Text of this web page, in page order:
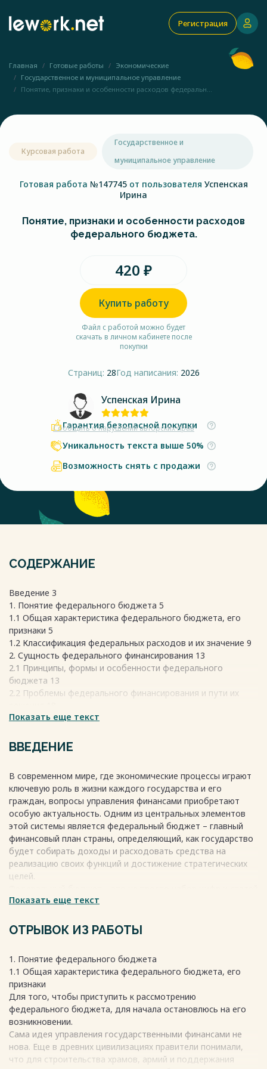
Регистрация
Главная Готовые работы
Экономические
Государственное и муниципальное управление
Понятие, признаки и особенности расходов федеральн...
Курсовая работа
Государственное и
муниципальное управление
Готовая работа №147745 от пользователя Успенская
Ирина
Понятие, признаки и особенности расходов
федерального бюджета.
420 ₽
Купить работу
Файл с работой можно будет
скачать в личном кабинете после
покупки
Страниц: 28Год написания: 2026
Успенская Ирина
Сообщить о нарушении авторских прав
Гарантия безопасной покупки
Уникальность текста выше 50%
Возможность снять с продажи
СОДЕРЖАНИЕ
Введение 3
1. Понятие федерального бюджета 5
1.1 Общая характеристика федерального бюджета, его
признаки 5
1.2 Классификация федеральных расходов и их значение 9
2. Сущность федерального финансирования 13
2.1 Принципы, формы и особенности федерального
бюджета 13
2.2 Проблемы федерального финансирования и пути их
Заключение 23
Весь текст будет доступен
Показать еще текст
ВВЕДЕНИЕ
В современном мире, где экономические процессы играют
ключевую роль в жизни каждого государства и его
граждан, вопросы управления финансами приобретают
особую актуальность. Одним из центральных элементов
этой системы является федеральный бюджет – главный
финансовый план страны, определяющий, как государство
будет собирать доходы и расходовать средства на
реализацию своих функций и достижение стратегических
целей.
расходов. Это мощный инструмент государственной
населения, развитие экономики, социальную сферу,
формируется и исполняется федеральный бюджет, зависит
стабильность государства, его конкурентоспособность на
мировой арене и благосостояние граждан.
Весь текст будет доступен после покупки
Показать еще текст
ОТРЫВОК ИЗ РАБОТЫ
1. Понятие федерального бюджета
1.1 Общая характеристика федерального бюджета, его
признаки
Для того, чтобы приступить к рассмотрению
федерального бюджета, для начала остановлюсь на его
возникновении.
Сама идея управления государственными финансами не
нова. Еще в древних цивилизациях правители понимали,
что для строительства храмов, армий и поддержания